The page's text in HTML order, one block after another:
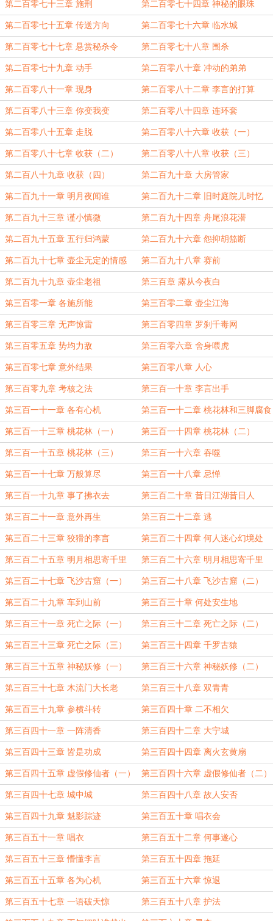
（三） （四）
第二百零七十三章 施刑 第二百零七十四章 神秘的眼珠
第二百零七十五章 传送方向 第二百零七十六章 临水城
第二百零七十七章 悬赏秘杀令 第二百零七十八章 围杀
第二百零七十九章 动手 第二百零八十章 冲动的弟弟
第二百零八十一章 现身 第二百零八十二章 李言的打算
第二百零八十三章 你变我变 第二百零八十四章 连环套
第二百零八十五章 走脱 第二百零八十六章 收获（一）
第二百零八十七章 收获（二） 第二百零八十八章 收获（三）
第二百八十九章 收获（四） 第二百九十章 大房管家
第二百九十一章 明月夜闻谁 第二百九十二章 旧时庭院儿时忆
第二百九十三章 谨小慎微 第二百九十四章 舟尾浪花潜
第二百九十五章 五行归鸿蒙 第二百九十六章 怨抑胡笳断
第二百九十七章 壶尘无定的情感 第二百九十八章 赛前
第二百九十九章 壶尘老祖 第三百章 露从今夜白
第三百零一章 各施所能 第三百零二章 壶尘江海
第三百零三章 无声惊雷 第三百零四章 罗刹千毒网
第三百零五章 势均力敌 第三百零六章 舍身喂虎
第三百零七章 意外结果 第三百零八章 人心
第三百零九章 考核之法 第三百一十章 李言出手
第三百一十一章 各有心机 第三百一十二章 桃花林和三脚腐食
蚓
第三百一十三章 桃花林（一） 第三百一十四章 桃花林（二）
第三百一十五章 桃花林（三） 第三百一十六章 吞噬
第三百一十七章 万般算尽 第三百一十八章 忌惮
第三百一十九章 事了拂衣去 第三百二十章 昔日江湖昔日人
第三百二十一章 意外再生 第三百二十二章 逃
第三百二十三章 狡猾的李言 第三百二十四章 何人迷心幻境处
第三百二十五章 明月相思寄千里
（一）
第三百二十六章 明月相思寄千里
（二）
第三百二十七章 飞沙古窟（一） 第三百二十八章 飞沙古窟（二）
第三百二十九章 车到山前 第三百三十章 何处安生地
第三百三十一章 死亡之际（一） 第三百三十二章 死亡之际（二）
第三百三十三章 死亡之际（三） 第三百三十四章 千罗古猿
第三百三十五章 神秘妖修（一） 第三百三十六章 神秘妖修（二）
第三百三十七章 木流门大长老 第三百三十八章 双青青
第三百三十九章 参横斗转 第三百四十章 二不相欠
第三百四十一章 一阵清香 第三百四十二章 大宁城
第三百四十三章 皆是功成 第三百四十四章 离火玄黄扇
第三百四十五章 虚假修仙者（一） 第三百四十六章 虚假修仙者（二）
第三百四十七章 城中城 第三百四十八章 故人安否
第三百四十九章 魅影踪迹 第三百五十章 唱衣会
第三百五十一章 唱衣 第三百五十二章 何事遂心
第三百五十三章 懵懂李言 第三百五十四章 拖延
第三百五十五章 各为心机 第三百五十六章 惊退
第三百五十七章 一语破天惊 第三百五十八章 护法